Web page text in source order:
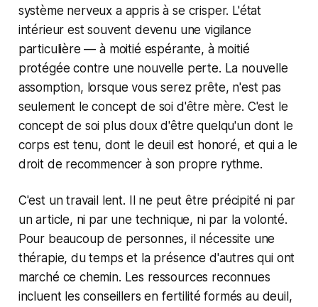
système nerveux a appris à se crisper. L'état
intérieur est souvent devenu une vigilance
particulière — à moitié espérante, à moitié
protégée contre une nouvelle perte. La nouvelle
assomption, lorsque vous serez prête, n'est pas
seulement le concept de soi d'être mère. C'est le
concept de soi plus doux d'être quelqu'un dont le
corps est tenu, dont le deuil est honoré, et qui a le
droit de recommencer à son propre rythme.
C'est un travail lent. Il ne peut être précipité ni par
un article, ni par une technique, ni par la volonté.
Pour beaucoup de personnes, il nécessite une
thérapie, du temps et la présence d'autres qui ont
marché ce chemin. Les ressources reconnues
incluent les conseillers en fertilité formés au deuil,